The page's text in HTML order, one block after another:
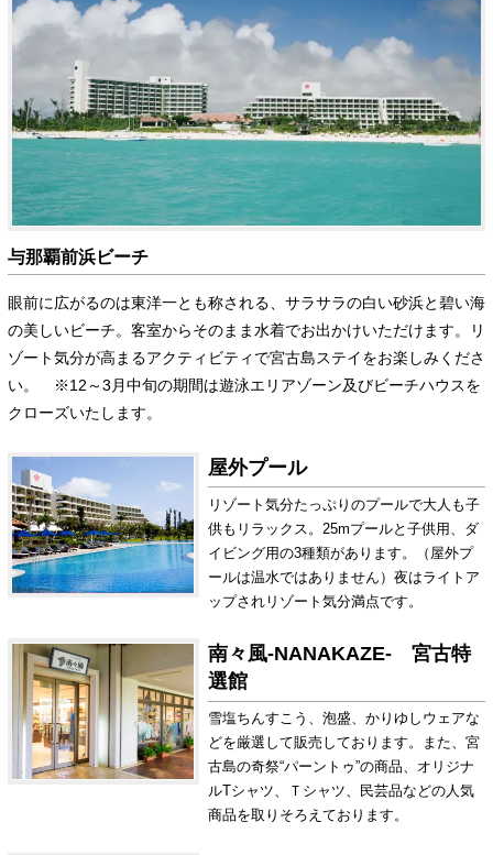
与那覇前浜ビーチ
眼前に広がるのは東洋一とも称される、サラサラの白い砂浜と碧い海
の美しいビーチ。客室からそのまま水着でお出かけいただけます。リ
ゾート気分が高まるアクティビティで宮古島ステイをお楽しみくださ
い。 ※12～3月中旬の期間は遊泳エリアゾーン及びビーチハウスを
クローズいたします。
屋外プール
リゾート気分たっぷりのプールで大人も子
供もリラックス。25mプールと子供用、ダ
イビング用の3種類があります。（屋外プ
ールは温水ではありません）夜はライトア
ップされリゾート気分満点です。
南々風-NANAKAZE- 宮古特
選館
雪塩ちんすこう、泡盛、かりゆしウェアな
どを厳選して販売しております。また、宮
古島の奇祭“パーントゥ”の商品、オリジナ
ルTシャツ、Ｔシャツ、民芸品などの人気
商品を取りそろえております。